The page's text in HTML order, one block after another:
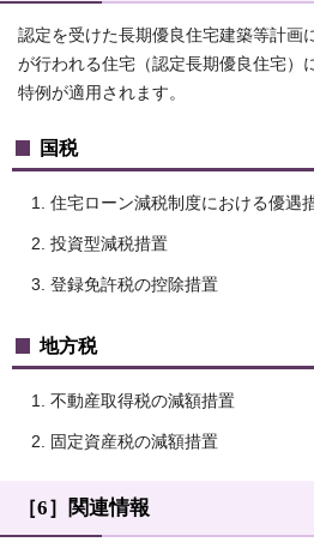
認定を受けた長期優良住宅建築等計画
が行われる住宅（認定長期優良住宅）
特例が適用されます。
国税
住宅ローン減税制度における優遇
投資型減税措置
登録免許税の控除措置
地方税
不動産取得税の減額措置
固定資産税の減額措置
［6］関連情報